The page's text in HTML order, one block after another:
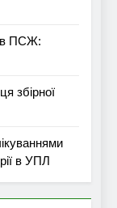
в ПСЖ:
збірної
в УПЛ